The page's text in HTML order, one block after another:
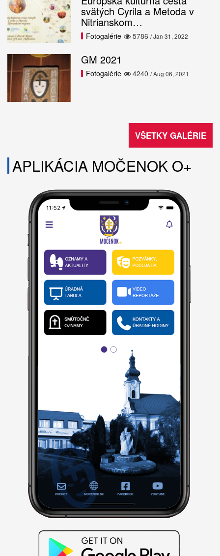
svätých Cyrila a Metoda v
Nitrianskom…
5786
Fotogalérie / Jan 31, 2022
GM 2021
4240
Fotogalérie / Aug 06, 2021
VŠETKY GALÉRIE
APLIKÁCIA MOČENOK O+